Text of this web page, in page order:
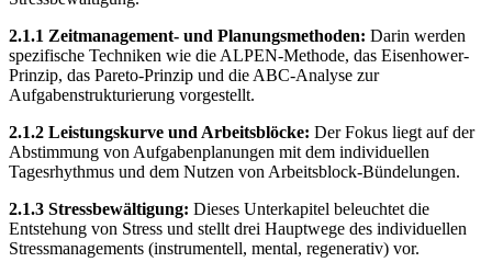
2.1.1 Zeitmanagement- und Planungsmethoden: Darin werden
spezifische Techniken wie die ALPEN-Methode, das Eisenhower-
Prinzip, das Pareto-Prinzip und die ABC-Analyse zur
Aufgabenstrukturierung vorgestellt.
2.1.2 Leistungskurve und Arbeitsblöcke: Der Fokus liegt auf der
Abstimmung von Aufgabenplanungen mit dem individuellen
Tagesrhythmus und dem Nutzen von Arbeitsblock-Bündelungen.
2.1.3 Stressbewältigung: Dieses Unterkapitel beleuchtet die
Entstehung von Stress und stellt drei Hauptwege des individuellen
Stressmanagements (instrumentell, mental, regenerativ) vor.